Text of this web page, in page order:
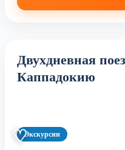
Двухдневная
Каппадокию
♡Экскурсии